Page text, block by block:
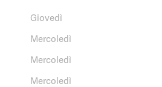
Giovedì
Mercoledì
Mercoledì
Mercoledì